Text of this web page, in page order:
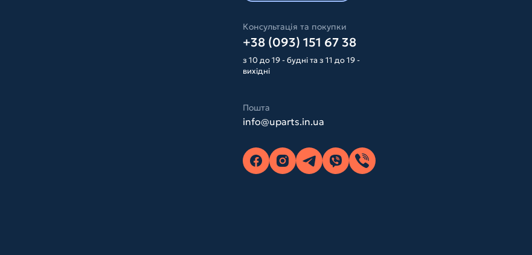
Консультація та покупки
+38 (093) 151 67 38
з 10 до 19 - будні та з 11 до 19 -
вихідні
Пошта
info@uparts.in.ua